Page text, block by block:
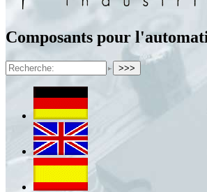
Composants pour
>>>